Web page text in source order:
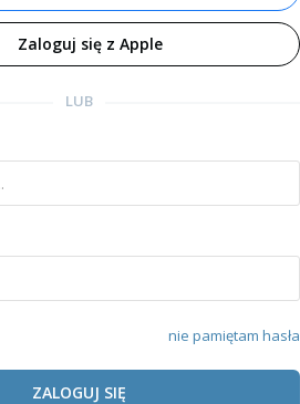
Zaloguj się z Apple
LUB
nie pamiętam hasła
ZALOGUJ SIĘ